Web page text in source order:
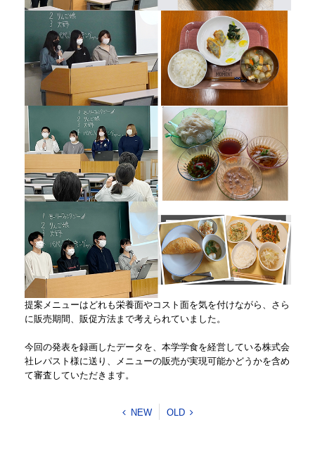
提案メニューはどれも栄養面やコスト面を気を付けながら、さら
に販売期間、販促方法まで考えられていました。
今回の発表を録画したデータを、本学学食を経営している株式会
社レパスト様に送り、メニューの販売が実現可能かどうかを含め
て審査していただきます。
NEW OLD